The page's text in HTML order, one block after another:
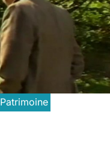
Patrimoine